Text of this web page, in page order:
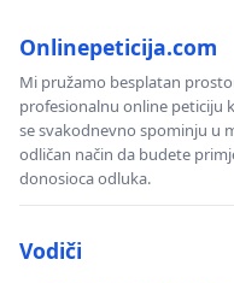
Onlinepeticija.com
Mi pružamo besplatan
profesionalnu online peticiju
se svakodnevno spominju u
odličan način da budete
donosioca odluka.
Vodiči